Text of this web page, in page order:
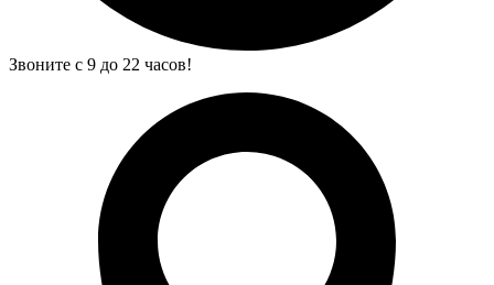
Звоните с 9 до 22 часов!